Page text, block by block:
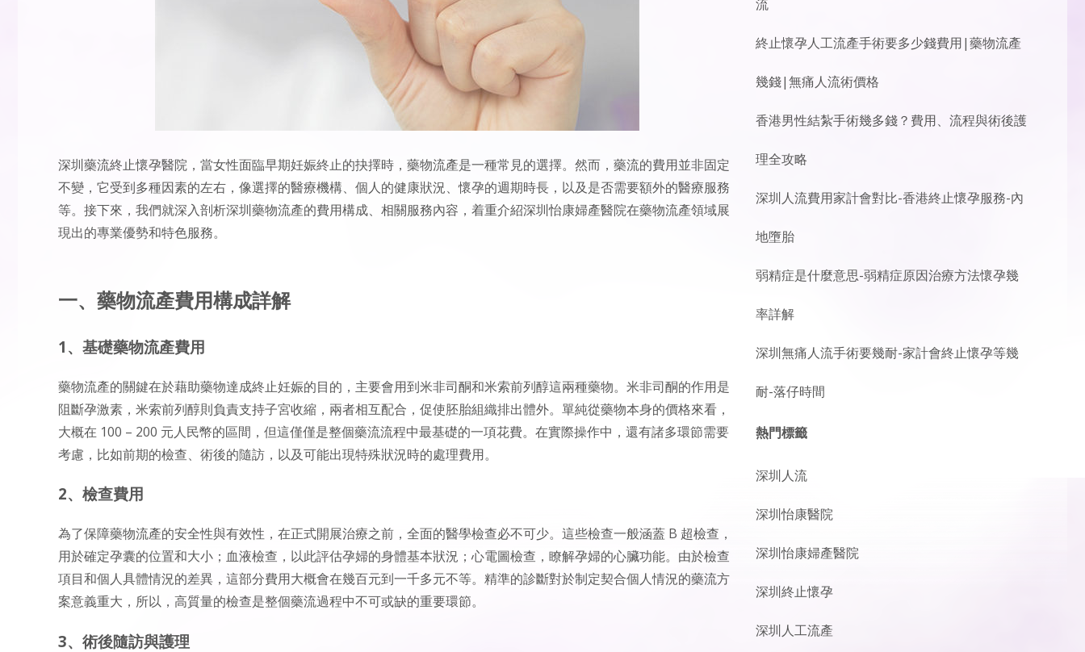
深圳藥流終止懷孕醫院 ，當女性面臨早期妊娠終止的抉擇時，藥物流產是一種常見的選擇。然而，藥流的費用並非固定
不變，它受到多種因素的左右，像選擇的醫療機構、個人的健康狀況、懷孕的週期時長，以及是否需要額外的醫療服務
等。接下來，我們就深入剖析深圳藥物流產的費用構成、相關服務內容，着重介紹深圳怡康婦產醫院在藥物流產領域展
現出的專業優勢和特色服務。
一、藥物流產費用構成詳解
1、基礎藥物流產費用
藥物流產的關鍵在於藉助藥物達成終止妊娠的目的，主要會用到米非司酮和米索前列醇這兩種藥物。米非司酮的作用是
阻斷孕激素，米索前列醇則負責支持子宮收縮，兩者相互配合，促使胚胎組織排出體外。單純從藥物本身的價格來看，
大概在 100 – 200 元人民幣的區間，但這僅僅是整個藥流流程中最基礎的一項花費。在實際操作中，還有諸多環節需要
考慮，比如前期的檢查、術後的隨訪，以及可能出現特殊狀況時的處理費用。
2、檢查費用
為了保障藥物流產的安全性與有效性，在正式開展治療之前，全面的醫學檢查必不可少。這些檢查一般涵蓋 B 超檢查，
用於確定孕囊的位置和大小；血液檢查，以此評估孕婦的身體基本狀況；心電圖檢查，瞭解孕婦的心臟功能。由於檢查
項目和個人具體情況的差異，這部分費用大概會在幾百元到一千多元不等。精準的診斷對於制定契合個人情況的藥流方
案意義重大，所以，高質量的檢查是整個藥流過程中不可或缺的重要環節。
3、術後隨訪與護理
流
終止懷孕人工流產手術要多少錢費用|藥物流產
幾錢|無痛人流術價格
香港男性結紮手術幾多錢？費用、流程與術後護
理全攻略
深圳人流費用家計會對比-香港終止懷孕服務-內
地墮胎
弱精症是什麼意思-弱精症原因治療方法懷孕幾
率詳解
深圳無痛人流手術要幾耐-家計會終止懷孕等幾
耐-落仔時間
熱門標籤
深圳人流
深圳怡康醫院
深圳怡康婦產醫院
深圳終止懷孕
深圳人工流產